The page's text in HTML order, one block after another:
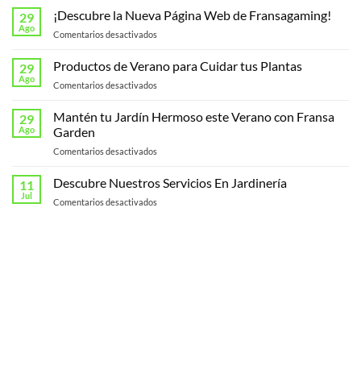
29
Ago
¡Descubre la Nueva Página Web de Fransagaming!
Comentarios desactivadosen
Nueva
Página
de
29
Ago
Productos de Verano para Cuidar tus Plantas
Comentarios desactivadosen
de
Cuidar
Plantas
29
Ago
Mantén tu Jardín Hermoso este Verano con Fransa
Garden
Comentarios desactivadosen
tu
Hermoso
11
Jul
Descubre Nuestros Servicios En Jardinería
Comentarios desactivadosen